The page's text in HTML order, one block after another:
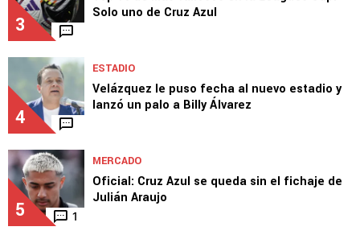
3
Solo uno de Cruz Azul
4
ESTADIO
Velázquez le puso fecha al nuevo estadio y
lanzó un palo a Billy Álvarez
5 1
MERCADO
Oficial: Cruz Azul se queda sin el fichaje de
Julián Araujo